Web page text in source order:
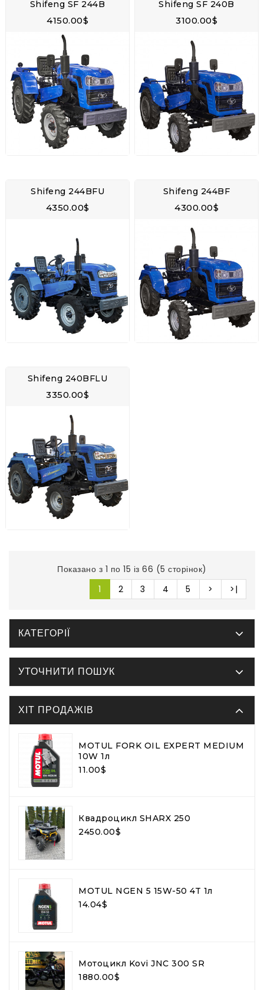
Shifeng SF 244B
4150.00$
Shifeng SF 240B
3100.00$
Shifeng 244BFU
4350.00$
Shifeng 244BF
4300.00$
Shifeng 240BFLU
3350.00$
Показано з 1 по 15 із 66 (5 сторінок)
1
2 3 4 5 > >|
КАТЕГОРІЇ
УТОЧНИТИ ПОШУК
ХІТ ПРОДАЖІВ
MOTUL FORK OIL EXPERT MEDIUM
10W 1л
11.00$
Квадроцикл SHARX 250
2450.00$
MOTUL NGEN 5 15W-50 4T 1л
14.04$
Мотоцикл Kovi JNC 300 SR
1880.00$